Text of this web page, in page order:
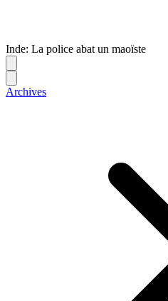
Inde: La police abat un maoïste
Archives